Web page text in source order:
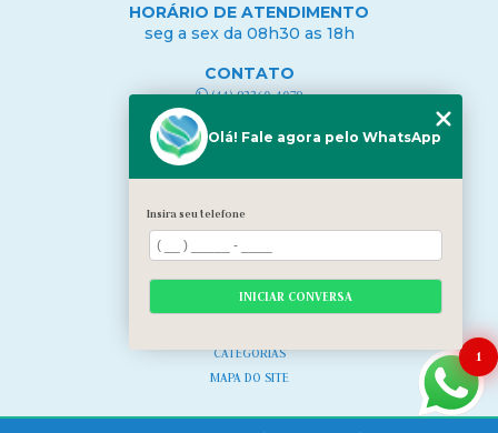
HORÁRIO DE ATENDIMENTO
seg a sex da 08h30 as 18h
CONTATO
(11) 93360-1079
contato@bcuidados.com.br
HOME
QUEM SOMOS
NOSSA EQUIPE
NOSSOS SERVIÇOS
CURSOS
BLOG
CATEGORIAS
MAPA DO SITE
1
Olá! Fale agora pelo WhatsApp
Insira seu telefone
INICIAR CONVERSA